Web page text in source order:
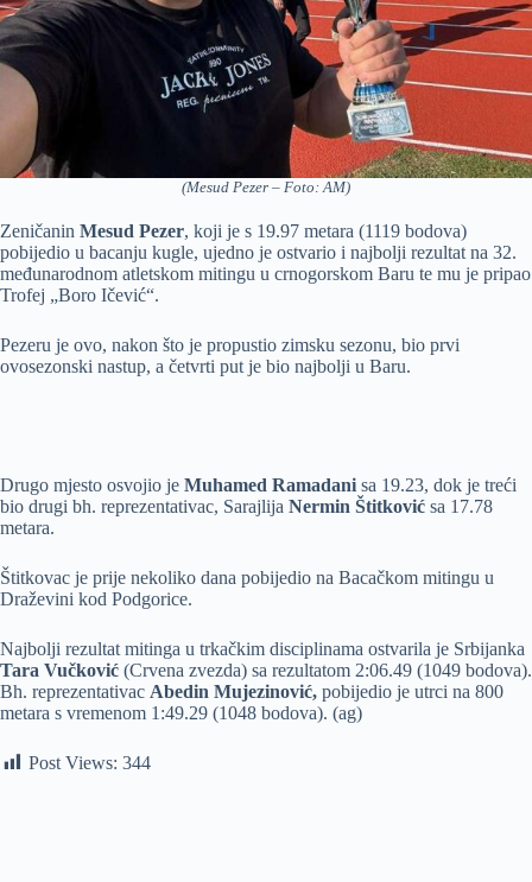
(Mesud Pezer – Foto: AM)
Zeničanin Mesud Pezer, koji je s 19.97 metara (1119 bodova)
pobijedio u bacanju kugle, ujedno je ostvario i najbolji rezultat na 32.
međunarodnom atletskom mitingu u crnogorskom Baru te mu je pripao
Trofej „Boro Ičević“.
Pezeru je ovo, nakon što je propustio zimsku sezonu, bio prvi
ovosezonski nastup, a četvrti put je bio najbolji u Baru.
Drugo mjesto osvojio je Muhamed Ramadani sa 19.23, dok je treći
bio drugi bh. reprezentativac, Sarajlija Nermin Štitković sa 17.78
metara.
Štitkovac je prije nekoliko dana pobijedio na Bacačkom mitingu u
Draževini kod Podgorice.
Najbolji rezultat mitinga u trkačkim disciplinama ostvarila je Srbijanka
Tara Vučković (Crvena zvezda) sa rezultatom 2:06.49 (1049 bodova).
Bh. reprezentativac Abedin Mujezinović, pobijedio je utrci na 800
metara s vremenom 1:49.29 (1048 bodova). (ag)
Post Views: 344